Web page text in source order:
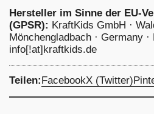
Bügeln bei max. 150 Grad
Hersteller im Sinne der EU-
(GPSR): KraftKids GmbH ·
Mönchengladbach · Germany ·
info[!at]kraftkids.de
Teilen:FacebookX (Twitter)